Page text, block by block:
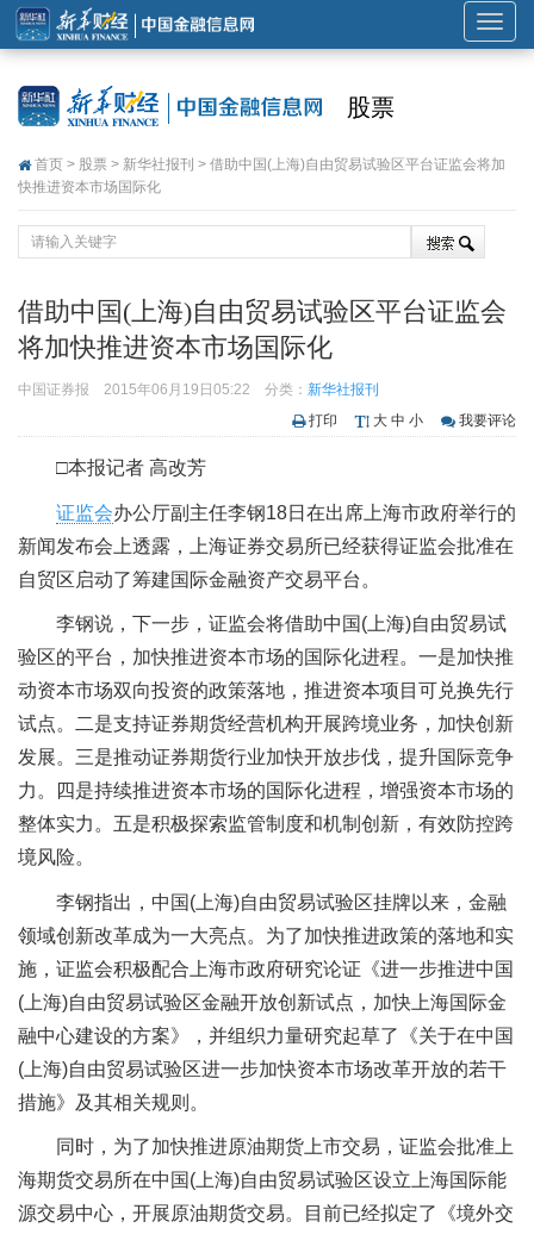
展
开
导
股票
首页 > 股票 > 新华社报刊 > 借助中国(上海)自由贸易试验区平台证监会将加
快推进资本市场国际化
借助中国(上海)自由贸易试验区平台证监会
将加快推进资本市场国际化
中国证券报 2015年06月19日05:22 分类： 新华社报刊
打印
大 中 小 我要评论
□本报记者 高改芳
证监会办公厅副主任李钢18日在出席上海市政府举行的
新闻发布会上透露，上海证券交易所已经获得证监会批准在
自贸区启动了筹建国际金融资产交易平台。
李钢说，下一步，证监会将借助中国(上海)自由贸易试
验区的平台，加快推进资本市场的国际化进程。一是加快推
动资本市场双向投资的政策落地，推进资本项目可兑换先行
试点。二是支持证券期货经营机构开展跨境业务，加快创新
发展。三是推动证券期货行业加快开放步伐，提升国际竞争
力。四是持续推进资本市场的国际化进程，增强资本市场的
整体实力。五是积极探索监管制度和机制创新，有效防控跨
境风险。
李钢指出，中国(上海)自由贸易试验区挂牌以来，金融
领域创新改革成为一大亮点。为了加快推进政策的落地和实
施，证监会积极配合上海市政府研究论证《进一步推进中国
(上海)自由贸易试验区金融开放创新试点，加快上海国际金
融中心建设的方案》，并组织力量研究起草了《关于在中国
(上海)自由贸易试验区进一步加快资本市场改革开放的若干
措施》及其相关规则。
同时，为了加快推进原油期货上市交易，证监会批准上
海期货交易所在中国(上海)自由贸易试验区设立上海国际能
源交易中心，开展原油期货交易。目前已经拟定了《境外交